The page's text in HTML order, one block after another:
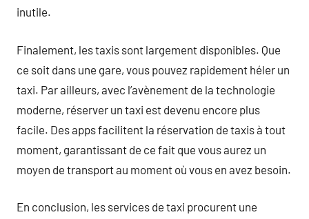
inutile.
Finalement, les taxis sont largement disponibles. Que
ce soit dans une gare, vous pouvez rapidement héler un
taxi. Par ailleurs, avec l’avènement de la technologie
moderne, réserver un taxi est devenu encore plus
facile. Des apps facilitent la réservation de taxis à tout
moment, garantissant de ce fait que vous aurez un
moyen de transport au moment où vous en avez besoin.
En conclusion, les services de taxi procurent une